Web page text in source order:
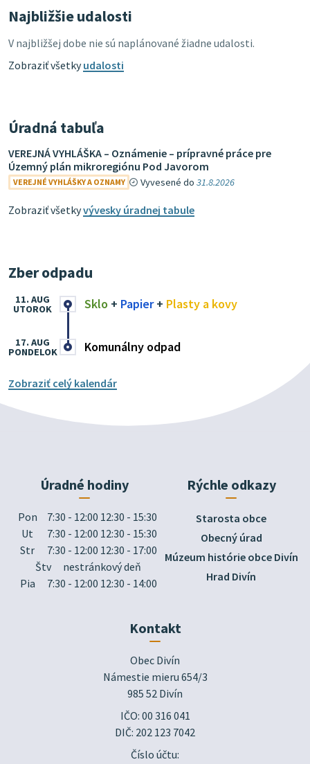
Najbližšie udalosti
V najbližšej dobe nie sú naplánované žiadne udalosti.
Zobraziť všetkyudalosti
Úradná tabuľa
VEREJNÁ VYHLÁŠKA – Oznámenie – prípravné práce pre
Územný plán mikroregiónu Pod Javorom
VEREJNÉ VYHLÁŠKY A OZNAMY Vyvesené do31.8.2026
Zobraziť všetkyvývesky úradnej tabule
Zber odpadu
Sklo + Papier+ Plasty a kovy
11. AUG
UTOROK
Komunálny odpad
17. AUG
PONDELOK
Zobraziť celý kalendár
Úradné hodiny
Pon
7:30 - 12:00 12:30 - 15:30
Ut
7:30 - 12:00 12:30 - 15:30
Str
7:30 - 12:00 12:30 - 17:00
Štv
nestránkový deň
Pia
7:30 - 12:00 12:30 - 14:00
Rýchle odkazy
Starosta obce
Obecný úrad
Múzeum histórie obce Divín
Hrad Divín
Kontakt
Obec Divín
Námestie mieru 654/3
985 52 Divín
IČO: 00 316 041
DIČ: 202 123 7042
Číslo účtu: